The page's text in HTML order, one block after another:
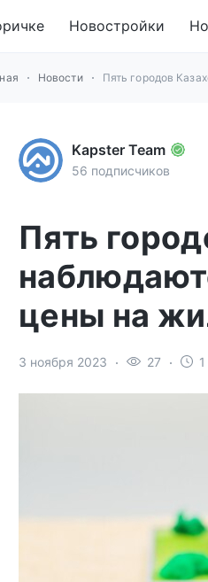
Новостройки
Новости Пять городов
Kapster Team
56 подписчиков
Пять
цены на
3 ноября 2023 27